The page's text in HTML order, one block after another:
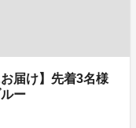
届け】先着3名様
ー